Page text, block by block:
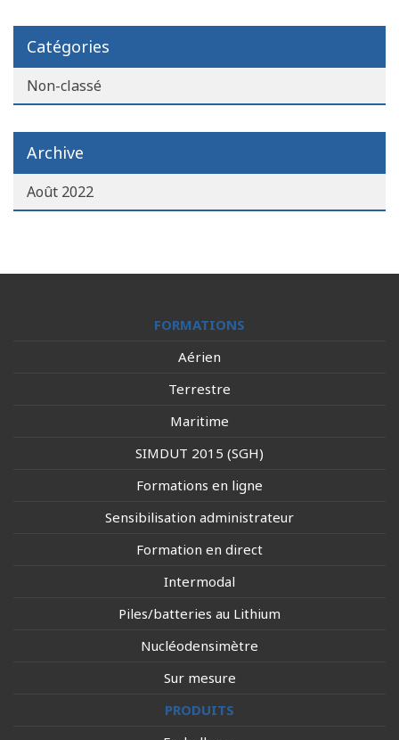
Catégories
Non-classé
Archive
Août 2022
FORMATIONS
Aérien
Terrestre
Maritime
SIMDUT 2015 (SGH)
Formations en ligne
Sensibilisation administrateur
Formation en direct
Intermodal
Piles/batteries au Lithium
Nucléodensimètre
Sur mesure
PRODUITS